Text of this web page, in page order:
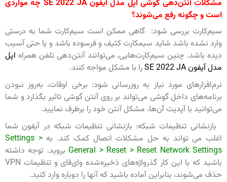
مشکلات آنتن‌دهی گوشی اپل مدل آیفون SE 2022 JA
چه مواردی
استو چگونه رفع می‌شوند؟
سیم‌کارت بررسی شود: گاهی ممکن است سیم‌کارت شما به درستی
وارد نشده باشد شاید سیمکارت کثیف و فرسوده باشد و یا حتی آسیب
دیده باشد. چنین سیم‌کارت‌هایی، می‌توانند آنتن‌دهی تلفن همراه اپل
مدل آیفون SE 2022 JA
را با مشکل مواجه کنند.
نرم‌افزارهای مورد نیاز به روزرسانی شود: برخی اوقات، به‌روز نبودن
برنامه‌های داخل گوشی می‌تواند بر روی آنتن گوشی تاثیر بگذارد و شما
می‌توانید با آپدیت آن‌ها، مشکل آنتن خود را برطرف نمایید.
بازنشانی تنظیمات شبکه: بازنشانی تنظیمات شبکه در آیفون شما
اغلب می تواند به حل مشکلات اتصال کمک کند. بهSettings >
General > Reset > Reset Network Settings بروید. توجه داشته
باشید که با این کار گذرواژه‌های ذخیره‌شده وای‌فای و تنظیمات VPN
حذف می‌شوند، بنابراین آماده باشید که آنها را دوباره وارد کنید.